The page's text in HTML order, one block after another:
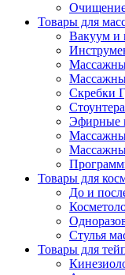
Товары для
Вакуум и
Скребки
Эфирные
Товары для
До и
Стулья
Товары для